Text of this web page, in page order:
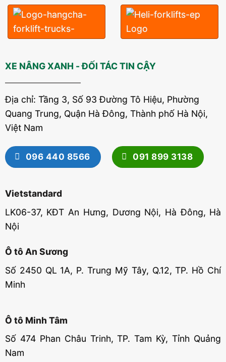
XE NÂNG XANH - ĐỐI TÁC TIN CẬY
Địa chỉ: Tầng 3, Số 93 Đường Tô Hiệu, Phường
Quang Trung, Quận Hà Đông, Thành phố Hà Nội,
Việt Nam
096 440 8566 091 899 3138
Vietstandard
LK06-37, KĐT An Hưng, Dương Nội, Hà Đông, Hà
Nội
Ô tô An Sương
Số 2450 QL 1A, P. Trung Mỹ Tây, Q.12, TP. Hồ Chí
Minh
Ô tô Minh Tâm
Số 474 Phan Châu Trinh, TP. Tam Kỳ, Tỉnh Quảng
Nam